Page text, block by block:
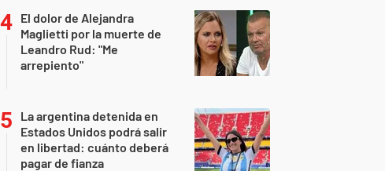
El dolor de Alejandra
Maglietti por la muerte de
Leandro Rud: "Me
arrepiento"
La argentina detenida en
Estados Unidos podrá salir
en libertad: cuánto deberá
pagar de fianza